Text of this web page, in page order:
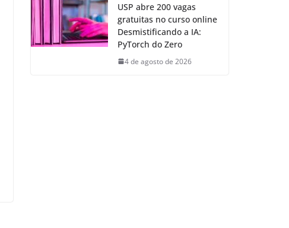
USP abre 200 vagas
gratuitas no curso online
Desmistificando a IA:
PyTorch do Zero
4 de agosto de 2026